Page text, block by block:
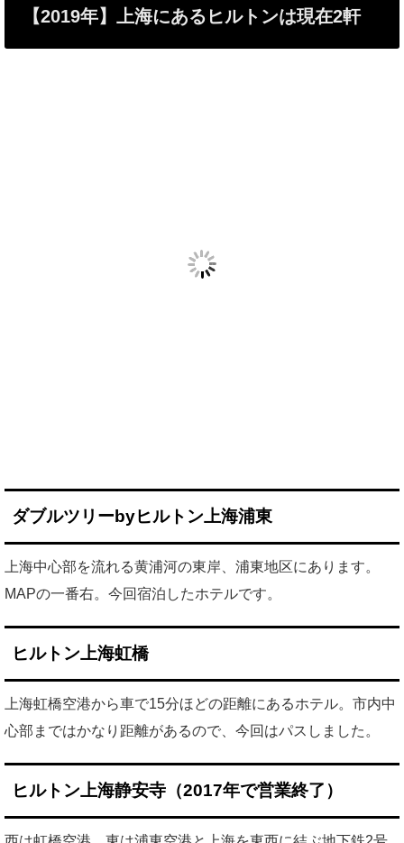
【2019年】上海にあるヒルトンは現在2軒
ダブルツリーbyヒルトン上海浦東
上海中心部を流れる黄浦河の東岸、浦東地区にあります。
MAPの一番右。今回宿泊したホテルです。
ヒルトン上海虹橋
上海虹橋空港から車で15分ほどの距離にあるホテル。市内中
心部まではかなり距離があるので、今回はパスしました。
ヒルトン上海静安寺（2017年で営業終了）